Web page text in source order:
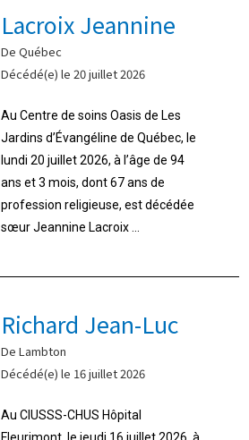
Lacroix Jeannine
De Québec
Décédé(e) le 20 juillet 2026
Au Centre de soins Oasis de Les
Jardins d’Évangéline de Québec, le
lundi 20 juillet 2026, à l’âge de 94
ans et 3 mois, dont 67 ans de
profession religieuse, est décédée
sœur Jeannine Lacroix ...
Richard Jean-Luc
De Lambton
Décédé(e) le 16 juillet 2026
Au CIUSSS-CHUS Hôpital
Fleurimont, le jeudi 16 juillet 2026, à